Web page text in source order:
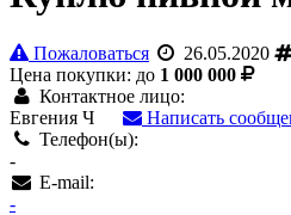
Пожаловаться 26.05.2020
Цена покупки: до 1 000 000
Контактное лицо:
Евгения Ч
Написать
Телефон(ы):
-
E-mail:
-